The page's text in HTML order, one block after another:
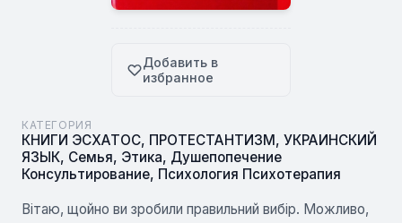
Добавить в
избранное
КАТЕГОРИЯ
КНИГИ ЭСХАТОС, ПРОТЕСТАНТИЗМ, УКРАИНСКИЙ
ЯЗЫК, Семья, Этика, Душепопечение
Консультирование, Психология Психотерапия
Вітаю, щойно ви зробили правильний вибір. Можливо,